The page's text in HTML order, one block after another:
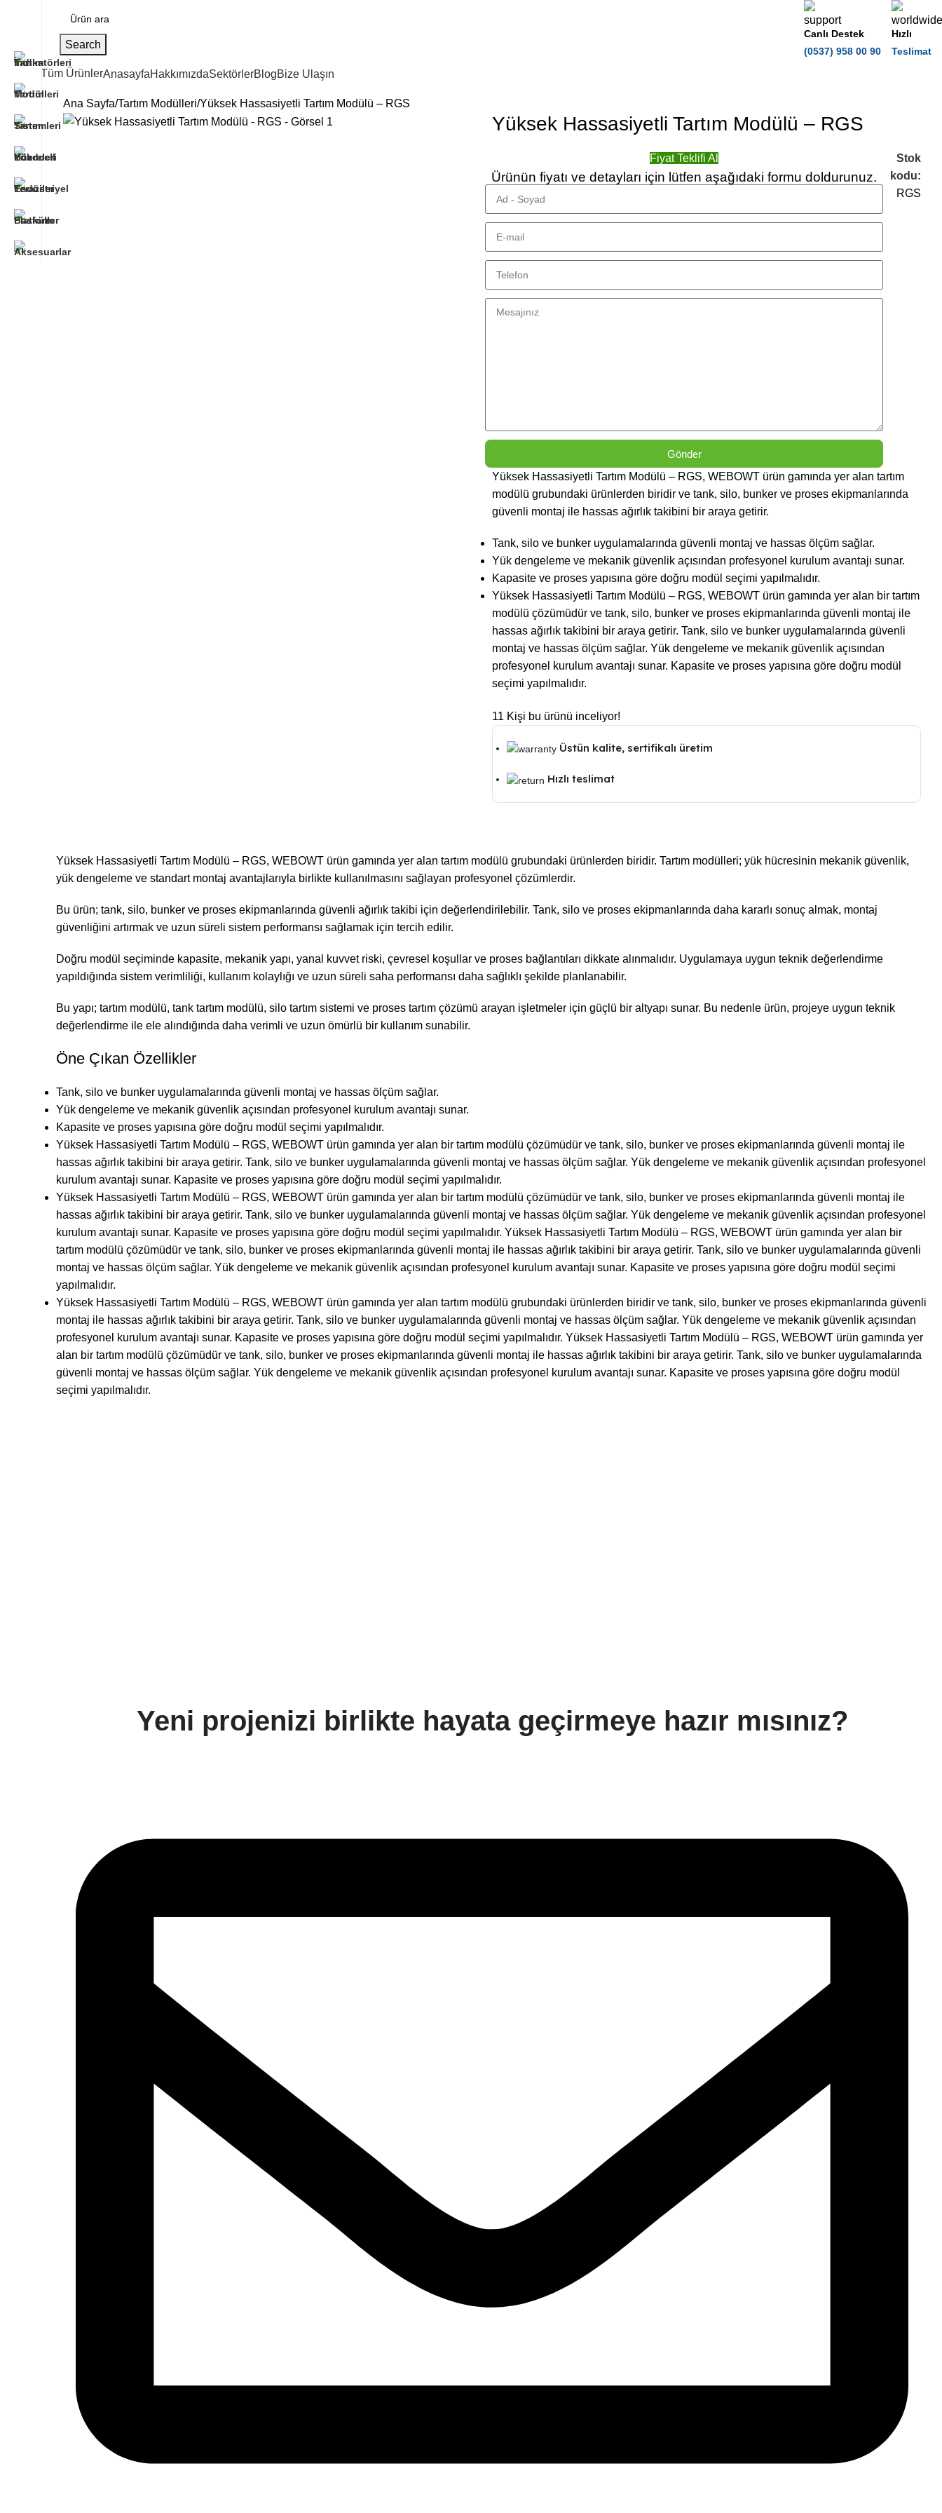
Search
Canlı Destek
(0537) 958 00 90
Hızlı
Teslimat
Tüm ÜrünlerAnasayfaHakkımızdaSektörlerBlogBize Ulaşın
Ana Sayfa Tartım Modülleri Yüksek Hassasiyetli Tartım Modülü – RGS
Yüksek Hassasiyetli Tartım Modülü – RGS
Fiyat Teklifi Al
Ürünün fiyatı ve detayları için lütfen aşağıdaki formu doldurunuz.
Gönder
Stok
kodu:
RGS
Yüksek Hassasiyetli Tartım Modülü – RGS, WEBOWT ürün gamında yer alan tartım
modülü grubundaki ürünlerden biridir ve tank, silo, bunker ve proses ekipmanlarında
güvenli montaj ile hassas ağırlık takibini bir araya getirir.
Tank, silo ve bunker uygulamalarında güvenli montaj ve hassas ölçüm sağlar.
Yük dengeleme ve mekanik güvenlik açısından profesyonel kurulum avantajı sunar.
Kapasite ve proses yapısına göre doğru modül seçimi yapılmalıdır.
Yüksek Hassasiyetli Tartım Modülü – RGS, WEBOWT ürün gamında yer alan bir tartım
modülü çözümüdür ve tank, silo, bunker ve proses ekipmanlarında güvenli montaj ile
hassas ağırlık takibini bir araya getirir. Tank, silo ve bunker uygulamalarında güvenli
montaj ve hassas ölçüm sağlar. Yük dengeleme ve mekanik güvenlik açısından
profesyonel kurulum avantajı sunar. Kapasite ve proses yapısına göre doğru modül
seçimi yapılmalıdır.
11 Kişi bu ürünü inceliyor!
Üstün kalite, sertifikalı üretim
Hızlı teslimat
Yüksek Hassasiyetli Tartım Modülü – RGS, WEBOWT ürün gamında yer alan tartım modülü grubundaki ürünlerden biridir. Tartım modülleri; yük hücresinin mekanik güvenlik,
yük dengeleme ve standart montaj avantajlarıyla birlikte kullanılmasını sağlayan profesyonel çözümlerdir.
Bu ürün; tank, silo, bunker ve proses ekipmanlarında güvenli ağırlık takibi için değerlendirilebilir. Tank, silo ve proses ekipmanlarında daha kararlı sonuç almak, montaj
güvenliğini artırmak ve uzun süreli sistem performansı sağlamak için tercih edilir.
Doğru modül seçiminde kapasite, mekanik yapı, yanal kuvvet riski, çevresel koşullar ve proses bağlantıları dikkate alınmalıdır. Uygulamaya uygun teknik değerlendirme
yapıldığında sistem verimliliği, kullanım kolaylığı ve uzun süreli saha performansı daha sağlıklı şekilde planlanabilir.
Bu yapı; tartım modülü, tank tartım modülü, silo tartım sistemi ve proses tartım çözümü arayan işletmeler için güçlü bir altyapı sunar. Bu nedenle ürün, projeye uygun teknik
değerlendirme ile ele alındığında daha verimli ve uzun ömürlü bir kullanım sunabilir.
Öne Çıkan Özellikler
Tank, silo ve bunker uygulamalarında güvenli montaj ve hassas ölçüm sağlar.
Yük dengeleme ve mekanik güvenlik açısından profesyonel kurulum avantajı sunar.
Kapasite ve proses yapısına göre doğru modül seçimi yapılmalıdır.
Yüksek Hassasiyetli Tartım Modülü – RGS, WEBOWT ürün gamında yer alan bir tartım modülü çözümüdür ve tank, silo, bunker ve proses ekipmanlarında güvenli montaj ile
hassas ağırlık takibini bir araya getirir. Tank, silo ve bunker uygulamalarında güvenli montaj ve hassas ölçüm sağlar. Yük dengeleme ve mekanik güvenlik açısından profesyonel
kurulum avantajı sunar. Kapasite ve proses yapısına göre doğru modül seçimi yapılmalıdır.
Yüksek Hassasiyetli Tartım Modülü – RGS, WEBOWT ürün gamında yer alan bir tartım modülü çözümüdür ve tank, silo, bunker ve proses ekipmanlarında güvenli montaj ile
hassas ağırlık takibini bir araya getirir. Tank, silo ve bunker uygulamalarında güvenli montaj ve hassas ölçüm sağlar. Yük dengeleme ve mekanik güvenlik açısından profesyonel
kurulum avantajı sunar. Kapasite ve proses yapısına göre doğru modül seçimi yapılmalıdır. Yüksek Hassasiyetli Tartım Modülü – RGS, WEBOWT ürün gamında yer alan bir
tartım modülü çözümüdür ve tank, silo, bunker ve proses ekipmanlarında güvenli montaj ile hassas ağırlık takibini bir araya getirir. Tank, silo ve bunker uygulamalarında güvenli
montaj ve hassas ölçüm sağlar. Yük dengeleme ve mekanik güvenlik açısından profesyonel kurulum avantajı sunar. Kapasite ve proses yapısına göre doğru modül seçimi
yapılmalıdır.
Yüksek Hassasiyetli Tartım Modülü – RGS, WEBOWT ürün gamında yer alan tartım modülü grubundaki ürünlerden biridir ve tank, silo, bunker ve proses ekipmanlarında güvenli
montaj ile hassas ağırlık takibini bir araya getirir. Tank, silo ve bunker uygulamalarında güvenli montaj ve hassas ölçüm sağlar. Yük dengeleme ve mekanik güvenlik açısından
profesyonel kurulum avantajı sunar. Kapasite ve proses yapısına göre doğru modül seçimi yapılmalıdır. Yüksek Hassasiyetli Tartım Modülü – RGS, WEBOWT ürün gamında yer
alan bir tartım modülü çözümüdür ve tank, silo, bunker ve proses ekipmanlarında güvenli montaj ile hassas ağırlık takibini bir araya getirir. Tank, silo ve bunker uygulamalarında
güvenli montaj ve hassas ölçüm sağlar. Yük dengeleme ve mekanik güvenlik açısından profesyonel kurulum avantajı sunar. Kapasite ve proses yapısına göre doğru modül
seçimi yapılmalıdır.
Yeni projenizi birlikte hayata geçirmeye hazır mısınız?